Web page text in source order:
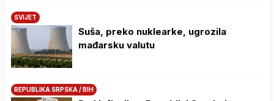
SVIJET
Suša, preko nuklearke, ugrozila
mađarsku valutu
REPUBLIKA SRPSKA / BIH